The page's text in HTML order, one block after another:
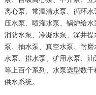
离心泵、常温清水泵、循环
压水泵、喷灌水泵、锅炉给水
消防水泵、冷凝水泵、深井
泵、抽水泵、真空水泵、耐
水泵、排水泵、矿用水泵、
等上百个系列、水泵选型数
供水系统。